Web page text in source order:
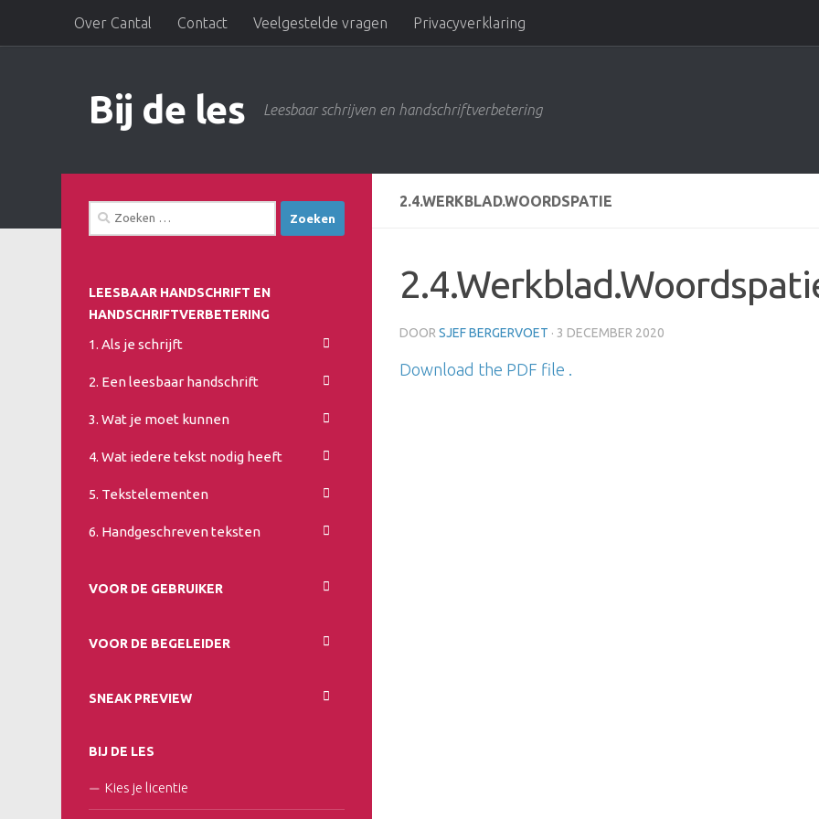
Doorgaan naar inhoud
Over Cantal Contact Veelgestelde vragen Privacyverklaring
Bij de les Leesbaar schrijven en handschriftverbetering
2.4.WERKBLAD.WOORDSPATIE
DOOR SJEF BERGERVOET · 3 DECEMBER 2020
Download the PDF file .
Zoeken
naar:
LEESBAAR HANDSCHRIFT EN
HANDSCHRIFTVERBETERING
1. Als je schrijft
2. Een leesbaar handschrift
3. Wat je moet kunnen
4. Wat iedere tekst nodig heeft
5. Tekstelementen
6. Handgeschreven teksten
VOOR DE GEBRUIKER
VOOR DE BEGELEIDER
SNEAK PREVIEW
BIJ DE LES
Kies je licentie